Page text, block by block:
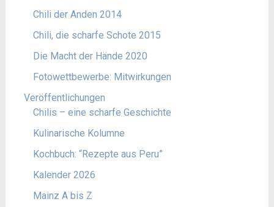
Chili der Anden 2014
Chili, die scharfe Schote 2015
Die Macht der Hände 2020
Fotowettbewerbe: Mitwirkungen
Veröffentlichungen
Chilis – eine scharfe Geschichte
Kulinarische Kolumne
Kochbuch: “Rezepte aus Peru”
Kalender 2026
Mainz A bis Z